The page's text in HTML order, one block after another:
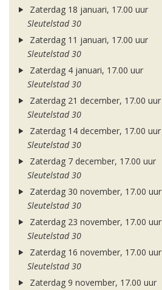
Zaterdag 18 januari, 17.00 uur
Sleutelstad 30
Zaterdag 11 januari, 17.00 uur
Sleutelstad 30
Zaterdag 4 januari, 17.00 uur
Sleutelstad 30
Zaterdag 21 december, 17.00 uur
Sleutelstad 30
Zaterdag 14 december, 17.00 uur
Sleutelstad 30
Zaterdag 7 december, 17.00 uur
Sleutelstad 30
Zaterdag 30 november, 17.00 uur
Sleutelstad 30
Zaterdag 23 november, 17.00 uur
Sleutelstad 30
Zaterdag 16 november, 17.00 uur
Sleutelstad 30
Zaterdag 9 november, 17.00 uur